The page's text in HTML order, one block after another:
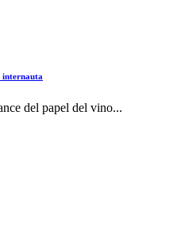
internauta
del papel del vino...